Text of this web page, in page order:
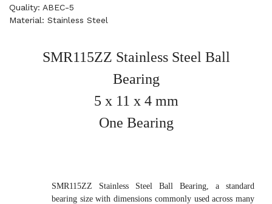
Quality: ABEC-5
Material: Stainless Steel
SMR115ZZ Stainless Steel Ball
Bearing
5 x 11 x 4 mm
One Bearing
SMR115ZZ Stainless Steel Ball Bearing, a standard
bearing size with dimensions commonly used across many